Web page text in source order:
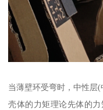
当薄壁环受弯时，中性层(
壳体的力矩理论先体的